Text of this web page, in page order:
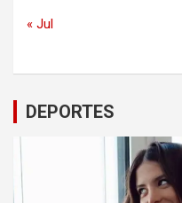
« Jul
DEPORTES